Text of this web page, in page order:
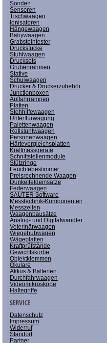
Sonden
Sensoren
Tischwaagen
Ionisatoren
Hängewaagen
Babywaagen
Grabsteintester
Druckstücke
Stuhlwaagen
Drucksets
Grubenrahmen
Stative
Schulwaagen
Drucker & Druckerzubehör
Junctionboxen
Auffahrrampen
Platten
Stehhilfewaagen
Unterflurwägung
Palettenwaagen
Rollstuhlwaagen
Personenwaagen
Härtevergleichsplatten
Kraftmessgeräte
Schnittstellenmodule
Stützringe
Feuchtebestimmer
Preisrechnende Waagen
Dunkelfeldeinsätze
Federwaagen
SAUTER Software
Messtechnik-Komponenten
Messzellen
Waagenbausätze
Analog- und Digitalwandler
Veterinärwaagen
Wiegehubwagen
Wägeplatten
Kraftprüfstände
Gewichtskörbe
Objektklemmen
Okulare
Akkus & Batterien
Durchfahrwaagen
Videomikroskope
Haltegriffe
SERVICE
Datenschutz
Impressum
Widerruf
Standort
Partner